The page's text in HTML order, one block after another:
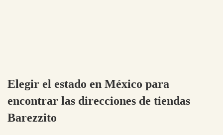
Elegir el estado en México para
encontrar las direcciones de tiendas
Barezzito